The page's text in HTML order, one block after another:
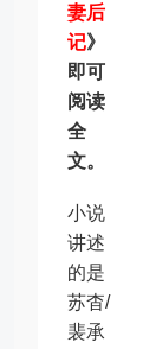
妻后
记》
即可
阅读
全
文。
小说
讲述
的是
苏杳/
裴承